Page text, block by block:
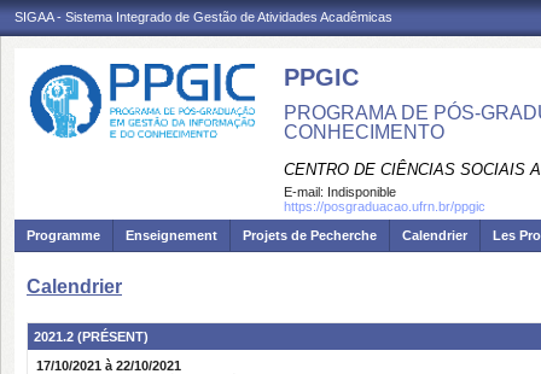
SIGAA - Sistema Integrado de Gestão de Atividades Acadêmicas
PPGIC
PROGRAMA DE PÓS-
CONHECIMENTO
CENTRO DE CIÊNCIAS SOCIAIS
E-mail: Indisponible
https://posgraduacao.ufrn.br/ppgic
Programme
Enseignement Projets de Pecherche Calendrier Les
Calendrier
2021.2 (PRÉSENT)
17/10/2021 à 22/10/2021